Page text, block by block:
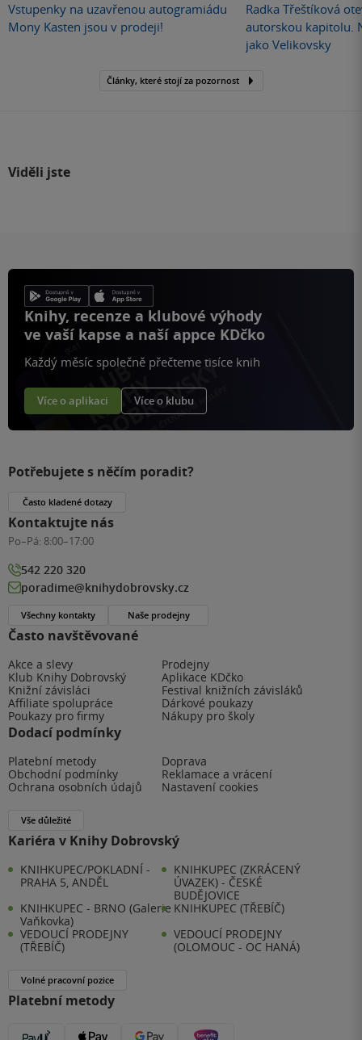
Vstupenky na uzavřenou autogramiádu
Mony Kasten jsou v prodeji!
Radka Třeštíková
autorskou kapitolu.
jako Velikovsky
Články, které stojí za pozornost
Viděli jste
Knihy, recenze a klubové výhody
ve vaší kapse a naší appce KDčko
Každý měsíc společně přečteme tisíce knih
Více o aplikaci Více o klubu
Často navštěvované
Akce a slevy
Prodejny
Klub Knihy Dobrovský
Aplikace KDčko
Knižní závisláci
Festival knižních závisláků
Affiliate spolupráce
Dárkové poukazy
Poukazy pro firmy
Nákupy pro školy
Dodací podmínky
Platební metody
Doprava
Obchodní podmínky
Reklamace a vrácení
Ochrana osobních údajů
Nastavení cookies
Vše důležité
Kariéra v Knihy Dobrovský
KNIHKUPEC/POKLADNÍ -
PRAHA 5, ANDĚL
KNIHKUPEC (ZKRÁCENÝ
ÚVAZEK) - ČESKÉ
BUDĚJOVICE
KNIHKUPEC - BRNO (Galerie
Vaňkovka)
KNIHKUPEC (TŘEBÍČ)
VEDOUCÍ PRODEJNY
(TŘEBÍČ)
VEDOUCÍ PRODEJNY
(OLOMOUC - OC HANÁ)
Volné pracovní pozice
Platební metody
Potřebujete s něčím poradit?
Často kladené dotazy
Kontaktujte nás
Po–Pá: 8:00–17:00
542 220 320
poradime@knihydobrovsky.cz
Všechny kontakty Naše prodejny